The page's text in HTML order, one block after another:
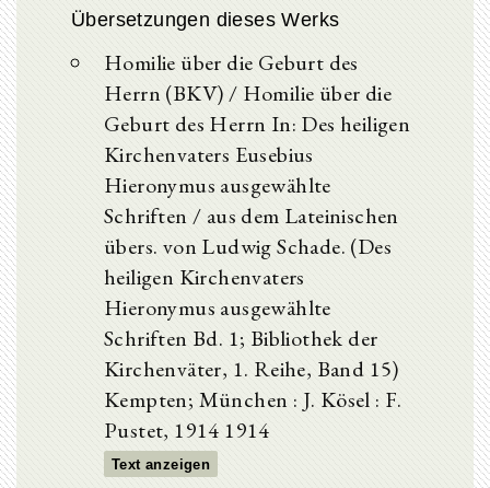
Übersetzungen dieses Werks
Homilie über die Geburt des
Herrn (BKV) / Homilie über die
Geburt des Herrn In: Des heiligen
Kirchenvaters Eusebius
Hieronymus ausgewählte
Schriften / aus dem Lateinischen
übers. von Ludwig Schade. (Des
heiligen Kirchenvaters
Hieronymus ausgewählte
Schriften Bd. 1; Bibliothek der
Kirchenväter, 1. Reihe, Band 15)
Kempten; München : J. Kösel : F.
Pustet, 1914 1914
Text anzeigen